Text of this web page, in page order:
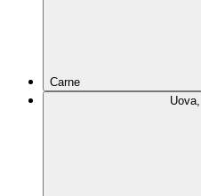
Carne